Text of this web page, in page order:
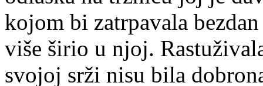
kojom bi zatrpavala
više širio u njoj.
svojoj srži nisu bila